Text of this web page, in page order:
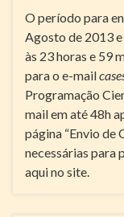
O período para
Agosto de 2013
às 23 horas e 59
para o e-mail
Programação
mail em até 48h
página “Envio de
necessárias para
aqui no site.